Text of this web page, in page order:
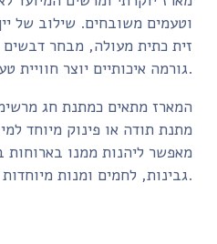
וטעמים משובחים. שילוב של יין
זית כתית מעולה, מבחר דבשים
המארז מתאים כמתנת חג
מתנת תודה או פינוק מיוחד למי
מאפשר ליהנות ממנו בארוחות